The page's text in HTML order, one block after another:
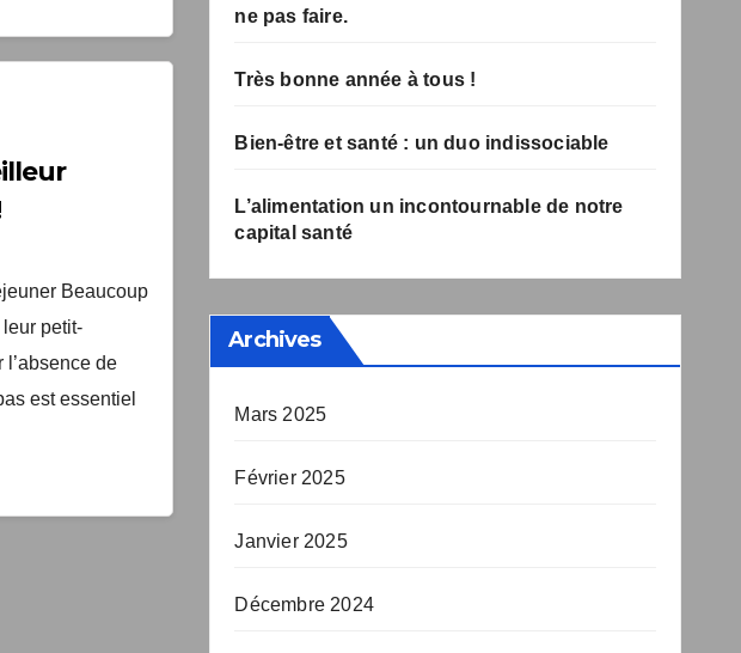
Beaucoup
petit-
de
est essentiel
à ne pas faire.
Très bonne année à tous !
Bien-être et santé : un duo indissociable
L’alimentation un incontournable de notre
capital santé
Archives
Mars 2025
Février 2025
Janvier 2025
Décembre 2024